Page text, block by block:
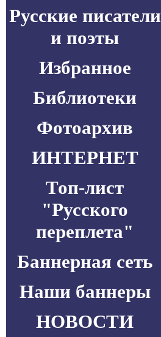
Русские писатели
и поэты
Избранное
Библиотеки
Фотоархив
ИНТЕРНЕТ
Топ-лист
"Русского
переплета"
Баннерная сеть
Наши баннеры
НОВОСТИ